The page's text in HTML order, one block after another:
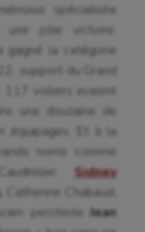
spécialisée
jolie victoire.
gagné la catégorie
support du Grand
117 voiliers avaient
une douzaine de
équipages. Et à la
noms comme
Sidney
, Catherine Chabaud,
perchiste Jean